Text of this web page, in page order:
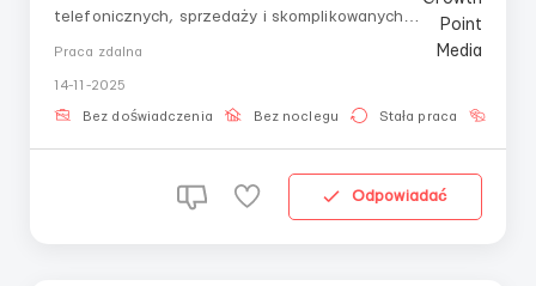
telefonicznych, sprzedaży i skomplikowanych
wymagań? W takim razie ta oferta jest dla Ciebie.
czatu — praca w pełni online, bez wkładu finansowego i
z elastycznym grafikiem. Obowiązki:-Prowadzenie
Praca zdalna
14-11-2025
Bez doświadczenia Bez noclegu Stała praca
Odpowiadać